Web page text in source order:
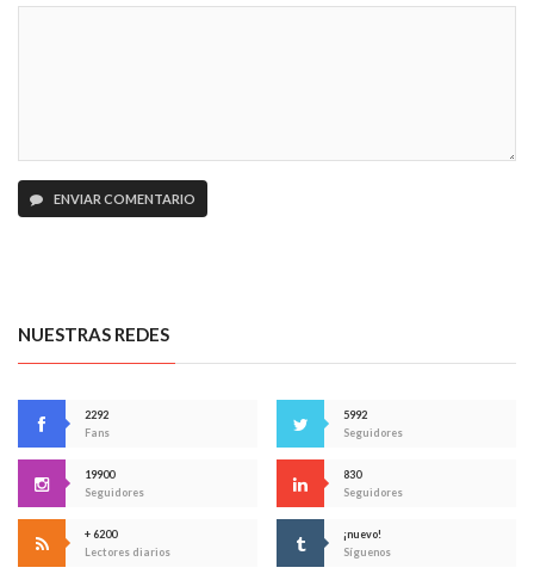
ENVIAR COMENTARIO
NUESTRAS REDES
2292
Fans
5992
Seguidores
19900
Seguidores
830
Seguidores
+ 6200
Lectores diarios
¡nuevo!
Síguenos